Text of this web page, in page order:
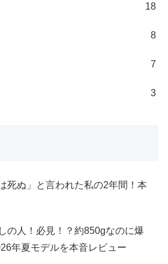
18
8
7
3
死ぬ」と言われた私の2年間！本
の人！必見！？約850gなのに爆
年夏モデルを本音レビュー